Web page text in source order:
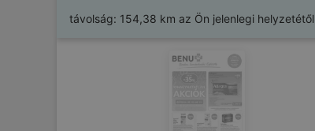
távolság: 154,38 km az Ön jelenlegi helyzetétől